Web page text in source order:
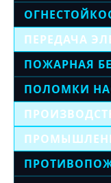
ПЕРЕДАЧА
ПОЖАРНАЯ
ПОЛОМКИ